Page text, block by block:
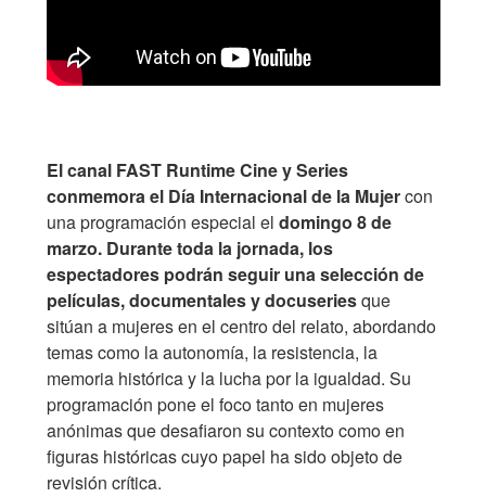
El canal FAST Runtime Cine y Series
conmemora el Día Internacional de la Mujercon
una programación especial el domingo 8 de
marzo. Durante toda la jornada, los
espectadores podrán seguir una selección de
películas, documentales y docuseriesque
sitúan a mujeres en el centro del relato, abordando
temas como la autonomía, la resistencia, la
memoria histórica y la lucha por la igualdad. Su
programación pone el foco tanto en mujeres
anónimas que desafiaron su contexto como en
figuras históricas cuyo papel ha sido objeto de
revisión crítica.